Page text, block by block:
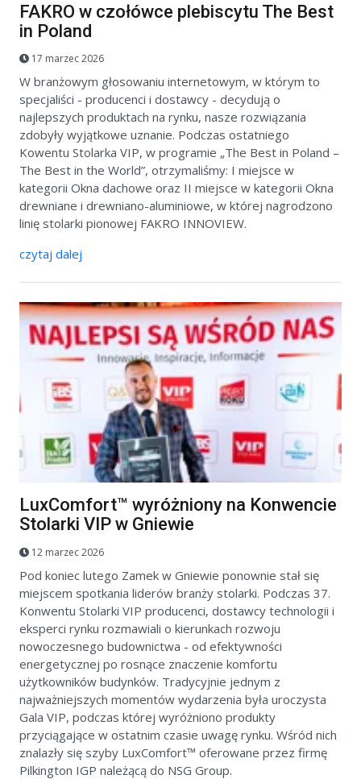
FAKRO w czołówce plebiscytu The Best
in Poland
17 marzec 2026
W branżowym głosowaniu internetowym, w którym to
specjaliści - producenci i dostawcy - decydują o
najlepszych produktach na rynku, nasze rozwiązania
zdobyły wyjątkowe uznanie. Podczas ostatniego
Kowentu Stolarka VIP, w programie „The Best in Poland –
The Best in the World”, otrzymaliśmy: I miejsce w
kategorii Okna dachowe oraz II miejsce w kategorii Okna
drewniane i drewniano-aluminiowe, w której nagrodzono
linię stolarki pionowej FAKRO INNOVIEW.
czytaj dalej
LuxComfort™ wyróżniony na Konwencie
Stolarki VIP w Gniewie
12 marzec 2026
Pod koniec lutego Zamek w Gniewie ponownie stał się
miejscem spotkania liderów branży stolarki. Podczas 37.
Konwentu Stolarki VIP producenci, dostawcy technologii i
eksperci rynku rozmawiali o kierunkach rozwoju
nowoczesnego budownictwa - od efektywności
energetycznej po rosnące znaczenie komfortu
użytkowników budynków. Tradycyjnie jednym z
najważniejszych momentów wydarzenia była uroczysta
Gala VIP, podczas której wyróżniono produkty
przyciągające w ostatnim czasie uwagę rynku. Wśród nich
znalazły się szyby LuxComfort™ oferowane przez firmę
Pilkington IGP należącą do NSG Group.